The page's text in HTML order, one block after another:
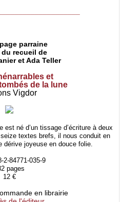
parraine
recueil de
et Ada Teller
et
de la lune
Vigdor
né d’un tissage d’écriture à deux
textes brefs, il nous conduit en
dérive joyeuse en douce folie.
2-84771-035-9
pages
12 €
en librairie